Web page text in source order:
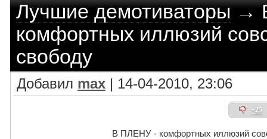
Лучшие демотиваторы→
комфортных иллюзий
свободу
Добавил max | 14-04-2010, 23:06
+25
В ПЛЕНУ - комфортных иллюзий